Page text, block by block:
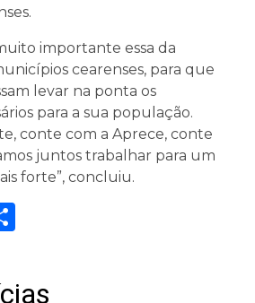
importante essa da
cearenses, para que
levar na ponta os
para a sua população.
conte com a Aprece, conte
juntos trabalhar para um
forte”, concluiu.